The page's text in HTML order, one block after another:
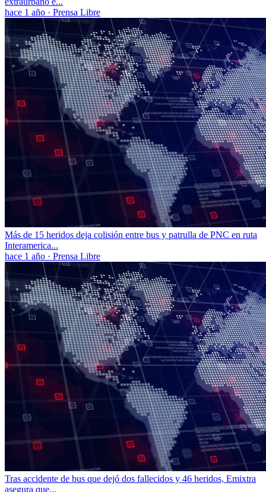
hace 1 año · Prensa Libre
Más de 15 heridos deja colisión entre bus y patrulla de PNC en ruta
Interamerica...
hace 1 año · Prensa Libre
Tras accidente de bus que dejó dos fallecidos y 46 heridos, Emixtra
asegura que...